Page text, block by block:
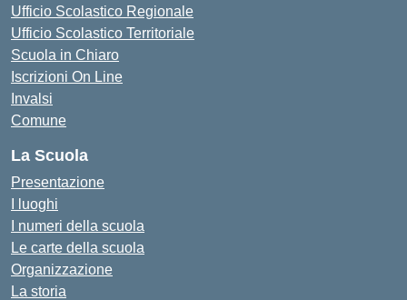
Ufficio Scolastico Regionale
Ufficio Scolastico Territoriale
Scuola in Chiaro
Iscrizioni On Line
Invalsi
Comune
La Scuola
Presentazione
I luoghi
I numeri della scuola
Le carte della scuola
Organizzazione
La storia